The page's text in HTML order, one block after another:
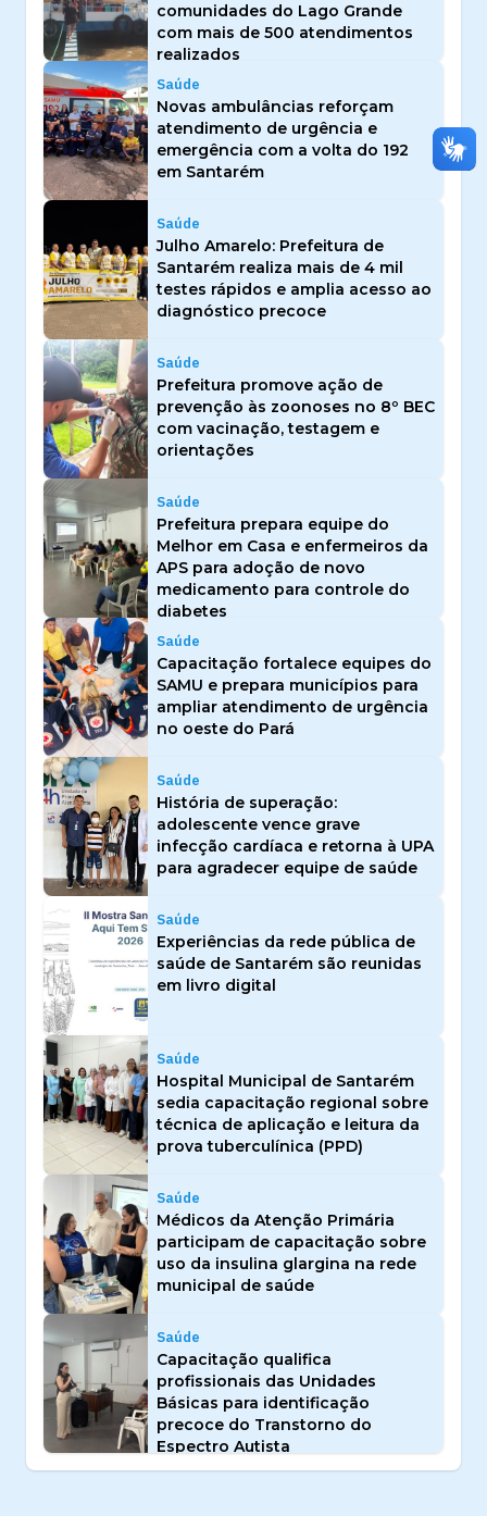
comunidades do Lago Grande
com mais de 500 atendimentos
realizados
Saúde
Novas ambulâncias reforçam
atendimento de urgência e
emergência com a volta do 192
em Santarém
Saúde
Julho Amarelo: Prefeitura de
Santarém realiza mais de 4 mil
testes rápidos e amplia acesso ao
diagnóstico precoce
Saúde
Prefeitura promove ação de
prevenção às zoonoses no 8º BEC
com vacinação, testagem e
orientações
Saúde
Prefeitura prepara equipe do
Melhor em Casa e enfermeiros da
APS para adoção de novo
medicamento para controle do
diabetes
Saúde
Capacitação fortalece equipes do
SAMU e prepara municípios para
ampliar atendimento de urgência
no oeste do Pará
Saúde
História de superação:
adolescente vence grave
infecção cardíaca e retorna à UPA
para agradecer equipe de saúde
Saúde
Experiências da rede pública de
saúde de Santarém são reunidas
em livro digital
Saúde
Hospital Municipal de Santarém
sedia capacitação regional sobre
técnica de aplicação e leitura da
prova tuberculínica (PPD)
Saúde
Médicos da Atenção Primária
participam de capacitação sobre
uso da insulina glargina na rede
municipal de saúde
Saúde
Capacitação qualifica
profissionais das Unidades
Básicas para identificação
precoce do Transtorno do
Espectro Autista